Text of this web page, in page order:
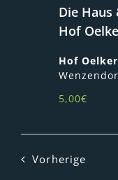
Die Haus
Hof
Hof
5,00€
Vorherige